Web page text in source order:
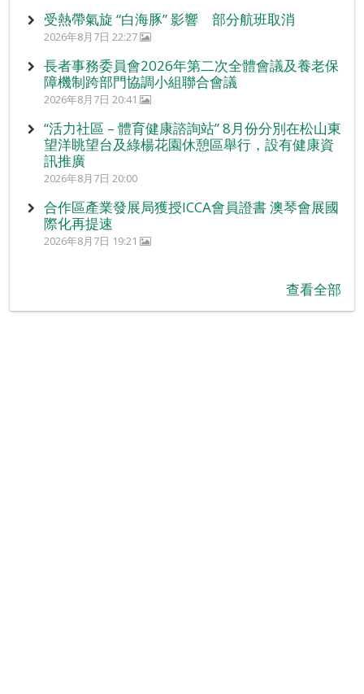
受熱帶氣旋 “白海豚” 影響 部分航班取消
2026年8月7日 22:27
長者事務委員會2026年第二次全體會議及養老保
障機制跨部門協調小組聯合會議
2026年8月7日 20:41
“活力社區 – 體育健康諮詢站” 8月份分別在松山東
望洋眺望台及綠楊花園休憩區舉行，設有健康資
訊推廣
2026年8月7日 20:00
合作區產業發展局獲授ICCA會員證書 澳琴會展國
際化再提速
2026年8月7日 19:21
查看全部